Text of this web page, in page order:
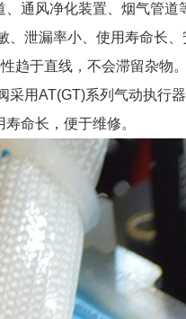
通风净化装置、烟气管
泄漏率小、使用寿命长
趋于直线，不会滞留杂物
用AT(GT)系列气动执行
命长，便于维修。